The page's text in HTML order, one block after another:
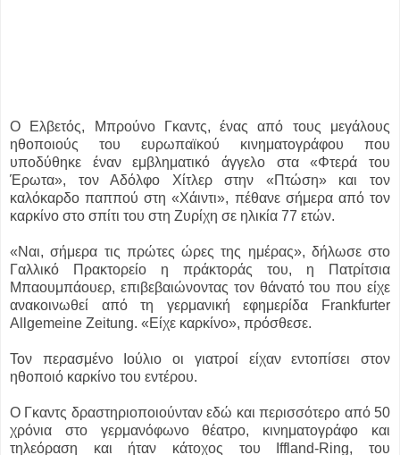
Ο Ελβετός, Μπρούνο Γκαντς, ένας από τους μεγάλους
ηθοποιούς του ευρωπαϊκού κινηματογράφου που
υποδύθηκε έναν εμβληματικό άγγελο στα «Φτερά του
Έρωτα», τον Αδόλφο Χίτλερ στην «Πτώση» και τον
καλόκαρδο παππού στη «Χάιντι», πέθανε σήμερα από τον
καρκίνο στο σπίτι του στη Ζυρίχη σε ηλικία 77 ετών.
«Ναι, σήμερα τις πρώτες ώρες της ημέρας», δήλωσε στο
Γαλλικό Πρακτορείο η πράκτοράς του, η Πατρίτσια
Μπαουμπάουερ, επιβεβαιώνοντας τον θάνατό του που είχε
ανακοινωθεί από τη γερμανική εφημερίδα Frankfurter
Allgemeine Zeitung. «Είχε καρκίνο», πρόσθεσε.
Τον περασμένο Ιούλιο οι γιατροί είχαν εντοπίσει στον
ηθοποιό καρκίνο του εντέρου.
Ο Γκαντς δραστηριοποιούνταν εδώ και περισσότερο από 50
χρόνια στο γερμανόφωνο θέατρο, κινηματογράφο και
τηλεόραση και ήταν κάτοχος του Iffland-Ring, του